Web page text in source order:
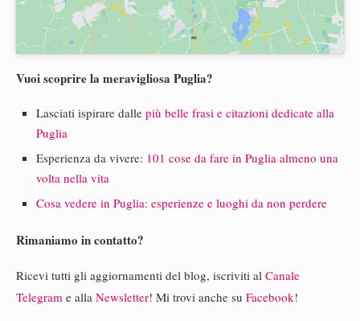
Vuoi scoprire la meravigliosa Puglia?
Lasciati ispirare dalle più belle frasi e citazioni dedicate alla
Puglia
Esperienza da vivere: 101 cose da fare in Puglia almeno una
volta nella vita
Cosa vedere in Puglia: esperienze e luoghi da non perdere
Rimaniamo in contatto?
Ricevi tutti gli aggiornamenti del blog, iscriviti al Canale
Telegram e alla Newsletter! Mi trovi anche su Facebook!